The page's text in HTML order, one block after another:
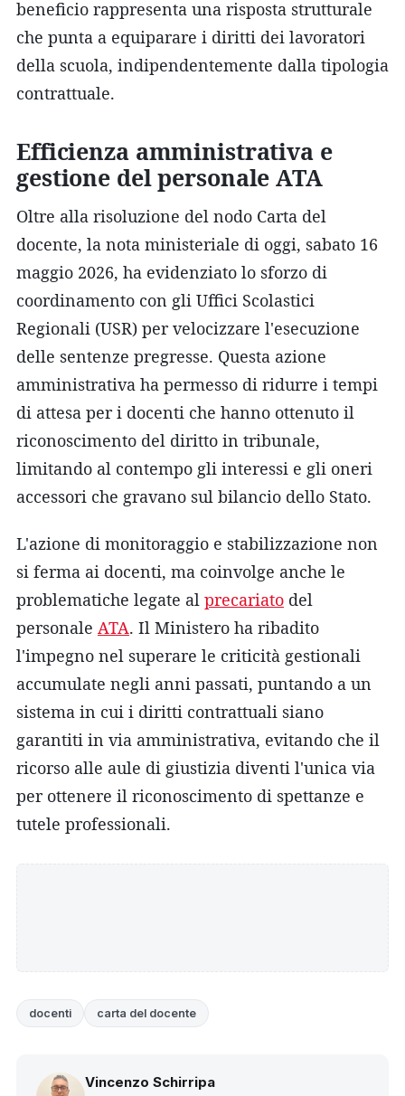
beneficio rappresenta una risposta strutturale
che punta a equiparare i diritti dei lavoratori
della scuola, indipendentemente dalla tipologia
contrattuale.
Efficienza amministrativa e
gestione del personale ATA
Oltre alla risoluzione del nodo Carta del
docente, la nota ministeriale di oggi, sabato 16
maggio 2026, ha evidenziato lo sforzo di
coordinamento con gli Uffici Scolastici
Regionali (USR) per velocizzare l'esecuzione
delle sentenze pregresse. Questa azione
amministrativa ha permesso di ridurre i tempi
di attesa per i docenti che hanno ottenuto il
riconoscimento del diritto in tribunale,
limitando al contempo gli interessi e gli oneri
accessori che gravano sul bilancio dello Stato.
L'azione di monitoraggio e stabilizzazione non
si ferma ai docenti, ma coinvolge anche le
problematiche legate al precariato del
personale ATA. Il Ministero ha ribadito
l'impegno nel superare le criticità gestionali
accumulate negli anni passati, puntando a un
sistema in cui i diritti contrattuali siano
garantiti in via amministrativa, evitando che il
ricorso alle aule di giustizia diventi l'unica via
per ottenere il riconoscimento di spettanze e
tutele professionali.
docenti carta del docente
Vincenzo Schirripa